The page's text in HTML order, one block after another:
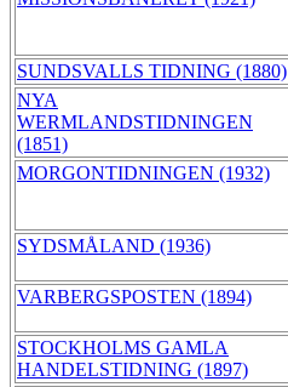
SUNDSVALLS TIDNING (1880)
NYA
WERMLANDSTIDNINGEN
(1851)
MORGONTIDNINGEN (1932)
SYDSMÅLAND (1936)
VARBERGSPOSTEN (1894)
STOCKHOLMS GAMLA
HANDELSTIDNING (1897)